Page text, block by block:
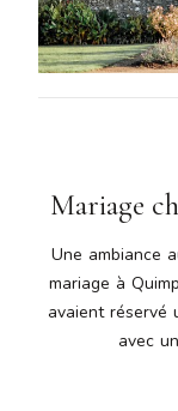
Mariage
Une ambiance
mariage à
avaient réservé
avec